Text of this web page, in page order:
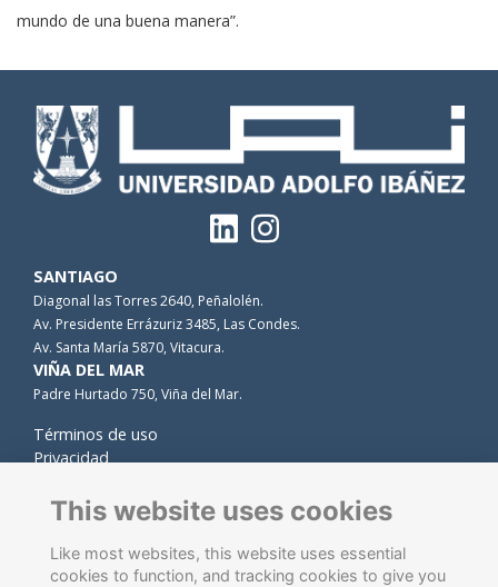
mundo de una buena manera”.
SANTIAGO
Diagonal las Torres 2640, Peñalolén.
Av. Presidente Errázuriz 3485, Las Condes.
Av. Santa María 5870, Vitacura.
VIÑA DEL MAR
Padre Hurtado 750, Viña del Mar.
Términos de uso
Privacidad
Contacto
This website uses cookies
Like most websites, this website uses essential
cookies to function, and tracking cookies to give you